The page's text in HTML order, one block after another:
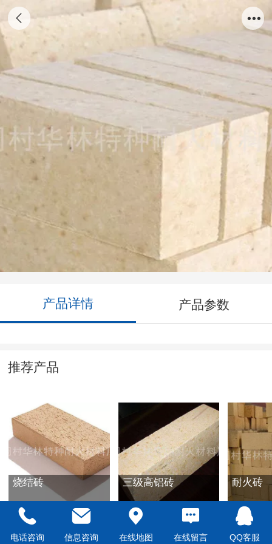
三级高铝砖
产品详情 产品参数
推荐产品
烧结砖 三级高铝砖 耐火砖
电话咨询 信息咨询 在线地图 在线留言 QQ客服